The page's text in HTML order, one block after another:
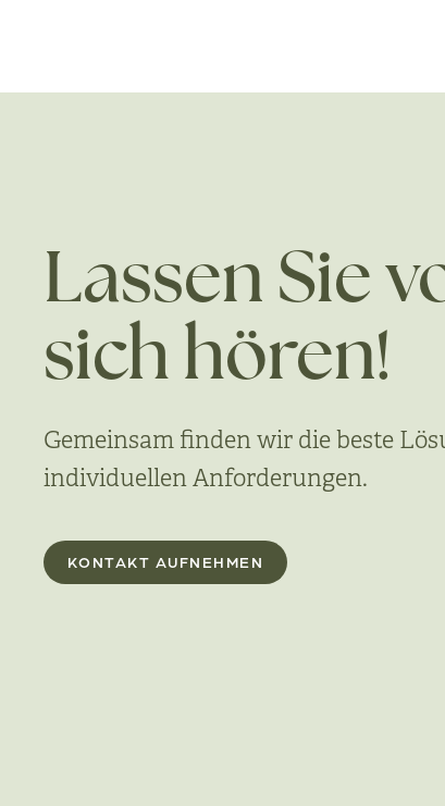
Lassen Sie
sich hören!
Gemeinsam finden wir die beste
individuellen Anforderungen.
KONTAKT AUFNEHMEN